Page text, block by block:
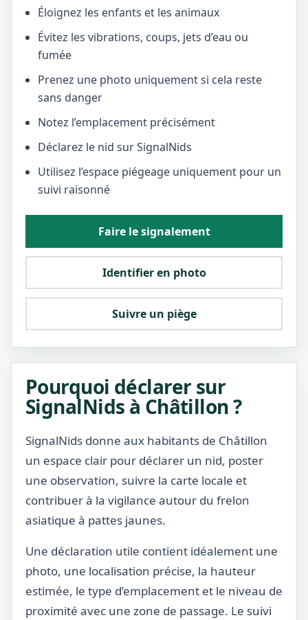
Éloignez les enfants et les animaux
Évitez les vibrations, coups, jets d’eau ou
fumée
Prenez une photo uniquement si cela reste
sans danger
Notez l’emplacement précisément
Déclarez le nid sur SignalNids
Utilisez l’espace piégeage uniquement pour un
suivi raisonné
Faire le signalement
Identifier en photo
Suivre un piège
Pourquoi déclarer sur
SignalNids à Châtillon ?
SignalNids donne aux habitants de Châtillon
un espace clair pour déclarer un nid, poster
une observation, suivre la carte locale et
contribuer à la vigilance autour du frelon
asiatique à pattes jaunes.
Une déclaration utile contient idéalement une
photo, une localisation précise, la hauteur
estimée, le type d’emplacement et le niveau de
proximité avec une zone de passage. Le suivi